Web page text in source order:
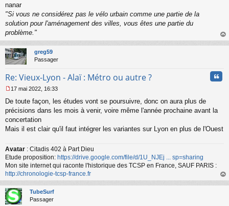
nanar
"Si vous ne considérez pas le vélo urbain comme une partie de la
solution pour l'aménagement des villes, vous êtes une partie du
problème."
au
greg59
Passager
Re: Vieux-Lyon - Alaï : Métro ou autre ?
e
s
s
g
n
o
n
l
u
17 mai 2022, 16:33
De toute façon, les études vont se poursuivre, donc on aura plus de
précisions dans les mois à venir, voire même l'année prochaine avant la
concertation
Mais il est clair qu'il faut intégrer les variantes sur Lyon en plus de l'Ouest
Avatar : Citadis 402 à Part Dieu
Etude proposition: https://drive.google.com/file/d/1U_NJEj ... sp=sharing
Mon site internet qui raconte l'historique des TCSP en France, SAUF PARIS :
http://chronologie-tcsp-france.fr
au
TubeSurf
Passager